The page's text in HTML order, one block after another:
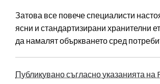
Затова все повече специалисти
ясни и стандартизирани хранителни
да намалят объркването сред
Публикувано съгласно указанията на